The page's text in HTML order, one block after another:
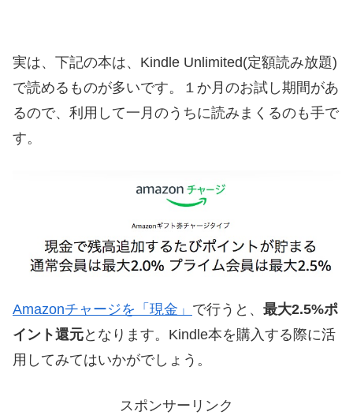
実は、下記の本は、Kindle Unlimited(定額読み放題)
で読めるものが多いです。１か月のお試し期間があ
るので、利用して一月のうちに読みまくるのも手で
す。
Amazonチャージを「現金」 で行うと、 最大2.5%ポ
イント還元となります。Kindle本を購入する際に活
用してみてはいかがでしょう。
スポンサーリンク